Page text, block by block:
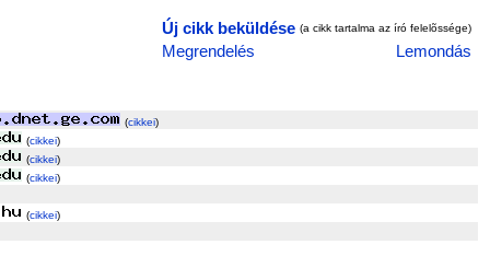
Új cikk beküldése (a cikk tartalma az író felelõssége)
Megrendelés Lemondás
(cikkei)
(cikkei)
(cikkei)
(cikkei)
(cikkei)